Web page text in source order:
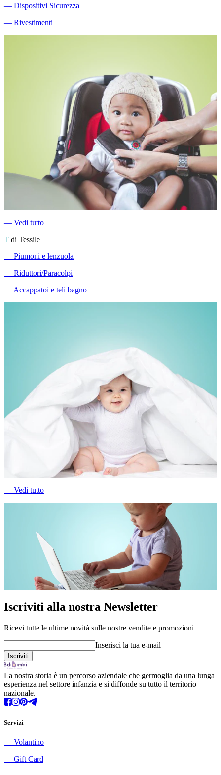
― Dispositivi Sicurezza
― Rivestimenti
― Vedi tutto
T di Tessile
― Piumoni e lenzuola
― Riduttori/Paracolpi
―Accappatoi e teli bagno
― Vedi tutto
Iscriviti alla nostra Newsletter
Ricevi tutte le ultime novità sulle nostre vendite e promozioni
Inserisci la tua e-mail
La nostra storia è un percorso aziendale che germoglia da una lunga
esperienza nel settore infanzia e si diffonde su tutto il territorio
nazionale.
Servizi
― Volantino
― Gift Card